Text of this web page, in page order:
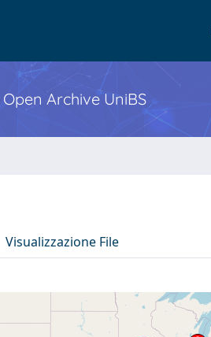
Open Archive UniBS
Visualizzazione File